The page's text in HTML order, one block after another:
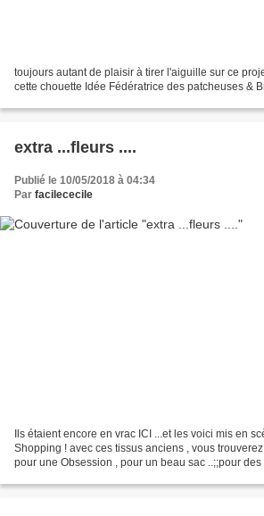
toujours autant de plaisir à tirer l'aiguille sur ce
cette chouette Idée Fédératrice des patcheuses &
extra ...fleurs ....
Publié le 10/05/2018 à 04:34
Par facilececile
Ils étaient encore en vrac ICI ...et les voici mis en
Shopping ! avec ces tissus anciens , vous
pour une Obsession , pour un beau sac ..;;pour